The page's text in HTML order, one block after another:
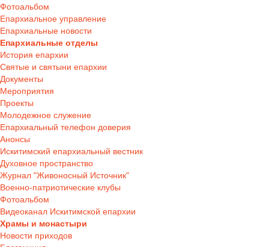
Фотоальбом
Епархиальное управление
Епархиальные новости
Епархиальные отделы
История епархии
Святые и святыни епархии
Документы
Мероприятия
Проекты
Молодежное служение
Епархиальный телефон доверия
Анонсы
Искитимский епархиальный вестник
Духовное пространство
Журнал "Живоносный Источник"
Военно-патриотические клубы
Фотоальбом
Видеоканал Искитимской епархии
Храмы и монастыри
Новости приходов